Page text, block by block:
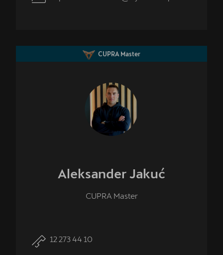
CUPRA Master
Aleksander Jakuć
CUPRA Master
12 273 44 10